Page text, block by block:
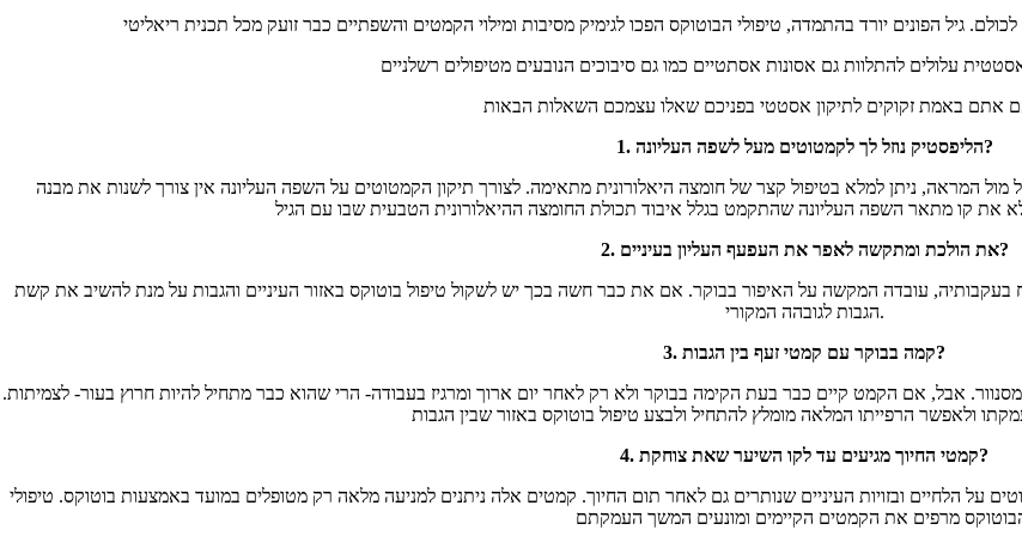
1. הליפסטיק נוזל לך לקמטוטים מעל לשפה העליונה?
מול המראה, ניתן למלא בטיפול קצר של חומצה היאלורונית מתאימה. לצורך תיקון הקמטוטים על השפה העליונה אין צורך לשנות את מבנה
2. את הולכת ומתקשה לאפר את העפעף העליון בעיניים?
בעקבותיה, עובדה המקשה על האיפור בבוקר. אם את כבר חשה בכך יש לשקול טיפול בוטוקס באזור העיניים והגבות על מנת להשיב את קשת
הגבות לגובהה המקורי.
3. קמה בבוקר עם קמטי זעף בין הגבות?
אבל, אם הקמט קיים כבר בעת הקימה בבוקר ולא רק לאחר יום ארוך ומרגיז בעבודה- הרי שהוא כבר מתחיל להיות חרוץ בעור- לצמיתות.
4. קמטי החיוך מגיעים עד לקו השיער שאת צוחקת?
על הלחיים ובזויות העיניים שנותרים גם לאחר תום החיוך. קמטים אלה ניתנים למניעה מלאה רק מטופלים במועד באמצעות בוטוקס. טיפולי